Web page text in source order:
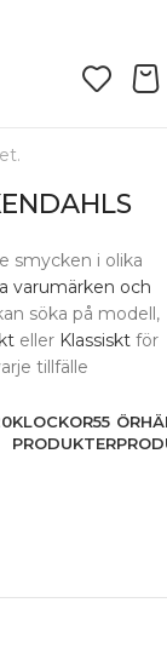
smycken i olika
varumärken och
söka på modell,
eller Klassiskt för
tillfälle
KLOCKOR55
PRODUKTER